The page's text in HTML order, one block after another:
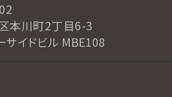
本川町2丁目6-3
サイドビル MBE108